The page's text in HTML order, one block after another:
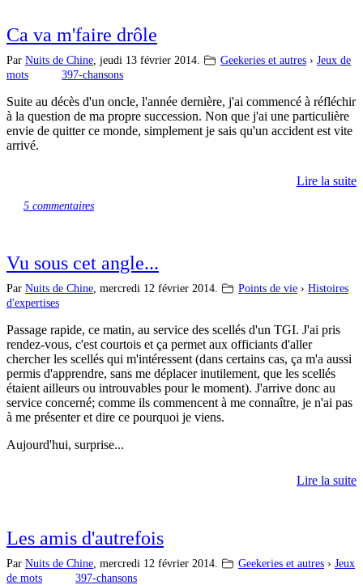
Ca va m'faire drôle
Par Nuits de Chine, jeudi 13 février 2014. Geekeries et autres › Jeux de
mots
397-chansons
Suite au décès d'un oncle, l'année dernière, j'ai commencé à réfléchir
à la question de ma propre succession. Non que j'ai une particulière
envie de quitter ce monde, simplement je sais qu'un accident est vite
arrivé.
Lire la suite
5 commentaires
Vu sous cet angle...
Par Nuits de Chine, mercredi 12 février 2014. Points de vie › Histoires
d'expertises
Passage rapide, ce matin, au service des scellés d'un TGI. J'ai pris
rendez-vous, c'est courtois et ça permet aux officiants d'aller
chercher les scellés qui m'intéressent (dans certains cas, ça m'a aussi
permis d'apprendre, sans me déplacer inutilement, que les scellés
étaient ailleurs ou introuvables pour le moment). J'arrive donc au
service concerné; comme ils commencent à me connaître, je n'ai pas
à me présenter et dire ce pourquoi je viens.
Aujourd'hui, surprise...
Lire la suite
Les amis d'autrefois
Par Nuits de Chine mercredi 12 février 2014. Geekeries et autres › Jeux
de mots
397-chansons